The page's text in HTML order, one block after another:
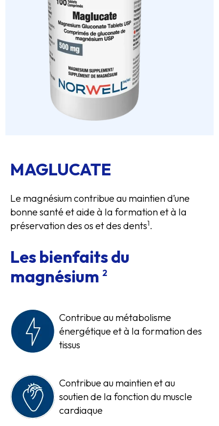
MAGLUCATE
Le magnésium contribue au maintien d’une
bonne santé et aide à la formation et à la
préservation des os et des dents1.
Les bienfaits du
magnésium 2
Contribue au métabolisme
énergétique et à la formation des
tissus
Contribue au maintien et au
soutien de la fonction du muscle
cardiaque